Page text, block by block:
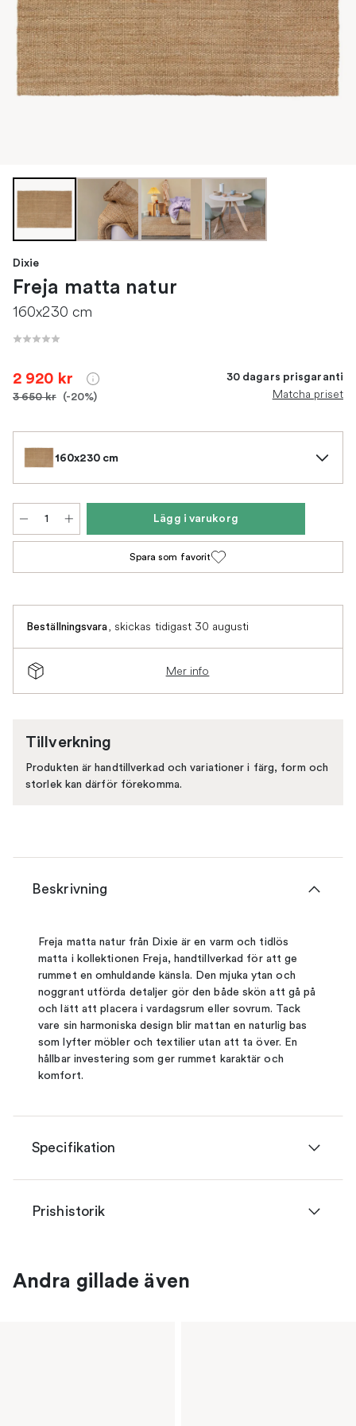
Dixie
Freja matta natur
160x230 cm
2 920 kr
3 650 kr (-20%)
30 dagars prisgaranti
Matcha priset
160x230 cm
Lägg i varukorg
Spara som favorit
Beställningsvara, skickas tidigast 30 augusti
Mer info
Tillverkning
Produkten är handtillverkad och variationer i färg, form och
storlek kan därför förekomma.
Beskrivning
Freja matta natur från Dixie är en varm och tidlös
matta i kollektionen Freja, handtillverkad för att ge
rummet en omhuldande känsla. Den mjuka ytan och
noggrant utförda detaljer gör den både skön att gå på
och lätt att placera i vardagsrum eller sovrum. Tack
vare sin harmoniska design blir mattan en naturlig bas
som lyfter möbler och textilier utan att ta över. En
hållbar investering som ger rummet karaktär och
komfort.
Specifikation
Prishistorik
Andra gillade även